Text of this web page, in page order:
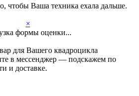
чтобы Ваша техника ехала дальше.
×
формы оценки...
для Вашего квадроцикла
в мессенджер — подскажем по
и доставке.